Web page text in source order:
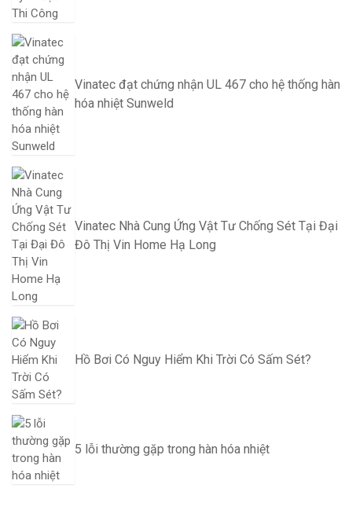
Vinatec đạt chứng nhận UL 467 cho hệ thống hàn
hóa nhiệt Sunweld
Vinatec Nhà Cung Ứng Vật Tư Chống Sét Tại Đại
Đô Thị Vin Home Hạ Long
Hồ Bơi Có Nguy Hiểm Khi Trời Có Sấm Sét?
5 lỗi thường gặp trong hàn hóa nhiệt